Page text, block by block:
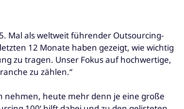
Mal als weltweit führender Outsourcing-
12 Monate haben gezeigt, wie wichtig
zu tragen. Unser Fokus auf hochwertige,
zu zählen.“
nehmen, heute mehr denn je eine große